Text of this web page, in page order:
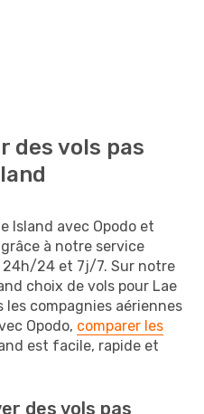
des vols pas
Island avec Opodo et
à notre service
24h/24 et 7j/7. Sur notre
choix de vols pour Lae
les compagnies aériennes
Opodo, comparer les
est facile, rapide et
des vols pas